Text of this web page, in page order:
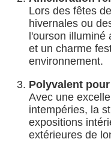
Lors des fêtes
hivernales ou
l'ourson illuminé
et un charme
environnement.
Polyvalent
Avec une
intempéries, la
expositions
extérieures de